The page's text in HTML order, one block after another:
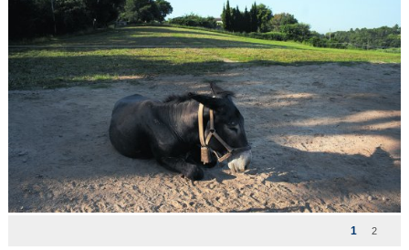
1 2